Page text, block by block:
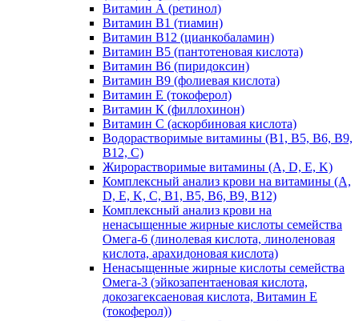
Витамин А (ретинол)
Витамин В1 (тиамин)
Витамин В12 (цианкобаламин)
Витамин В5 (пантотеновая кислота)
Витамин В6 (пиридоксин)
Витамин В9 (фолиевая кислота)
Витамин Е (токоферол)
Витамин К (филлохинон)
Витамин С (аскорбиновая кислота)
Водорастворимые витамины (B1, B5, B6, В9,
В12, С)
Жирорастворимые витамины (A, D, E, K)
Комплексный анализ крови на витамины (A,
D, E, K, C, B1, B5, B6, В9, B12)
Комплексный анализ крови на
ненасыщенные жирные кислоты семейства
Омега-6 (линолевая кислота, линоленовая
кислота, арахидоновая кислота)
Ненасыщенные жирные кислоты семейства
Омега-3 (эйкозапентаеновая кислота,
докозагексаеновая кислота, Витамин E
(токоферол))